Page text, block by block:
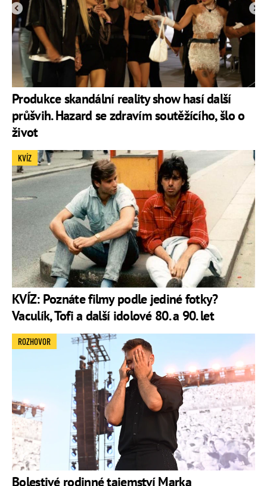
Produkce skandální reality show hasí další
průšvih. Hazard se zdravím soutěžícího, šlo o
život
KVÍZ: Poznáte filmy podle jediné fotky?
Vaculík, Tofi a další idolové 80. a 90. let
KVÍZ
Bolestivé rodinné tajemství Marka
ROZHOVOR